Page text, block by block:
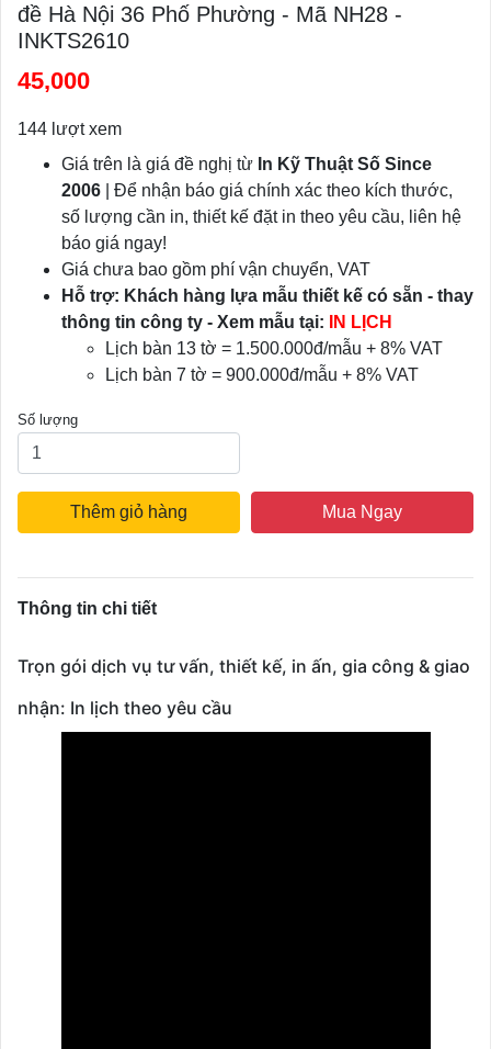
đề Hà Nội 36 Phố Phường - Mã NH28 -
INKTS2610
45,000
144 lượt xem
Giá trên là giá đề nghị từ In Kỹ Thuật Số Since
2006 | Để nhận báo giá chính xác theo kích thước,
số lượng cần in, thiết kế đặt in theo yêu cầu, liên hệ
báo giá ngay!
Giá chưa bao gồm phí vận chuyển, VAT
Hỗ trợ: Khách hàng lựa mẫu thiết kế có sẵn - thay
thông tin công ty - Xem mẫu tại:
IN LỊCH
Lịch bàn 13 tờ = 1.500.000đ/mẫu + 8% VAT
Lịch bàn 7 tờ = 900.000đ/mẫu + 8% VAT
Số lượng
Thêm giỏ hàng Mua Ngay
Thông tin chi tiết
Trọn gói dịch vụ tư vấn, thiết kế, in ấn, gia công & giao
nhận: In lịch theo yêu cầu